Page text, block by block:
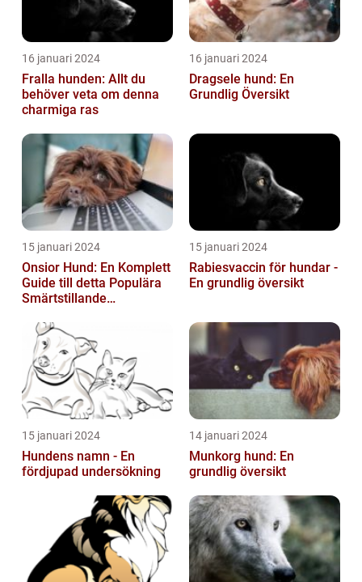
16 januari 2024
Fralla hunden: Allt du
behöver veta om denna
charmiga ras
16 januari 2024
Dragsele hund: En
Grundlig Översikt
15 januari 2024
Onsior Hund: En Komplett
Guide till detta Populära
Smärtstillande
15 januari 2024
Rabiesvaccin för hundar -
En grundlig översikt
15 januari 2024
Hundens namn - En
fördjupad undersökning
14 januari 2024
Munkorg hund: En
grundlig översikt